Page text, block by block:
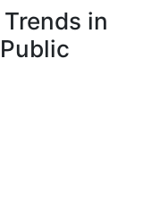
in